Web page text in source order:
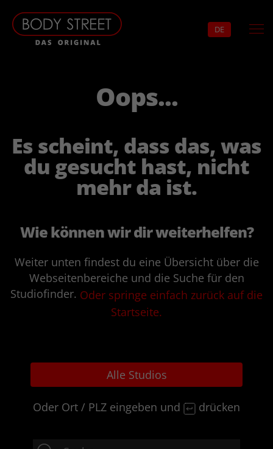
DE
Oops...
Es scheint, dass das, was
du gesucht hast, nicht
mehr da ist.
Wie können wir dir weiterhelfen?
Weiter unten findest du eine Übersicht über die
Webseitenbereiche und die Suche für den
Studiofinder. Oder springe einfach zurück auf die
Startseite.
Alle Studios
Oder Ort / PLZ eingeben und drücken